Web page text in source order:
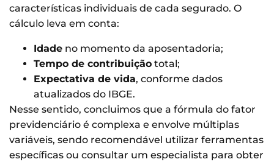
características individuais de cada segurado. O
cálculo leva em conta:
Idade no momento da aposentadoria;
Tempo de contribuição total;
Expectativa de vida, conforme dados
atualizados do IBGE.
Nesse sentido, concluimos que a fórmula do fator
previdenciário é complexa e envolve múltiplas
variáveis, sendo recomendável utilizar ferramentas
específicas ou consultar um especialista para obter